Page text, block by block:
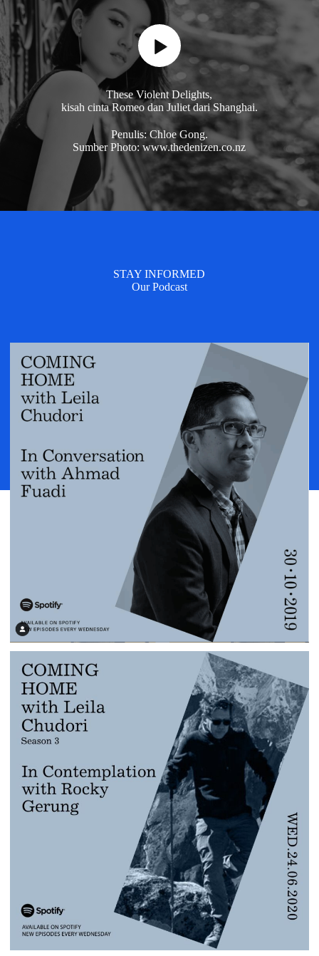
These Violent Delights,
kisah cinta Romeo dan Juliet dari Shanghai.
Penulis: Chloe Gong.
Sumber Photo: www.thedenizen.co.nz
STAY INFORMED
Our Podcast